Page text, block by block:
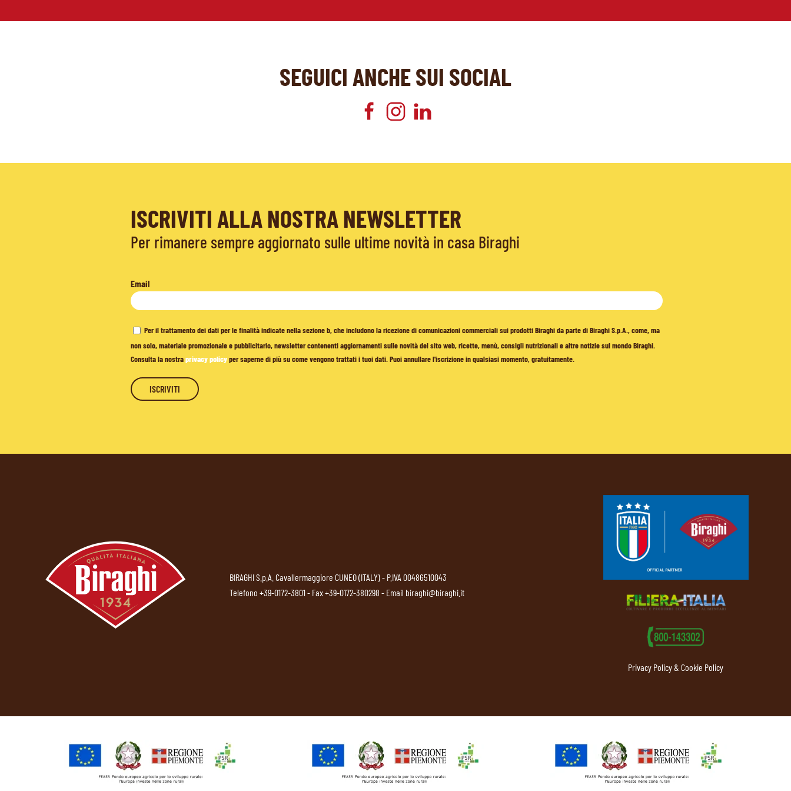
SEGUICI ANCHE SUI SOCIAL
ISCRIVITI ALLA NOSTRA NEWSLETTER
Per rimanere sempre aggiornato sulle ultime novità in casa Biraghi
Email
Per il trattamento dei dati per le finalità indicate nella sezione b, che includono la ricezione di comunicazioni commerciali sui prodotti Biraghi da parte di Biraghi S.p.A., come, ma
non solo, materiale promozionale e pubblicitario, newsletter contenenti aggiornamenti sulle novità del sito web, ricette, menù, consigli nutrizionali e altre notizie sul mondo Biraghi.
Consulta la nostraprivacy policyper saperne di più su come vengono trattati i tuoi dati. Puoi annullare l'iscrizione in qualsiasi momento, gratuitamente.
BIRAGHI S.p.A. Cavallermaggiore CUNEO (ITALY) - P.IVA 00486510043
Telefono +39-0172-3801- Fax +39-0172-380298 - Email biraghi@biraghi.it
Privacy Policy & Cookie Policy